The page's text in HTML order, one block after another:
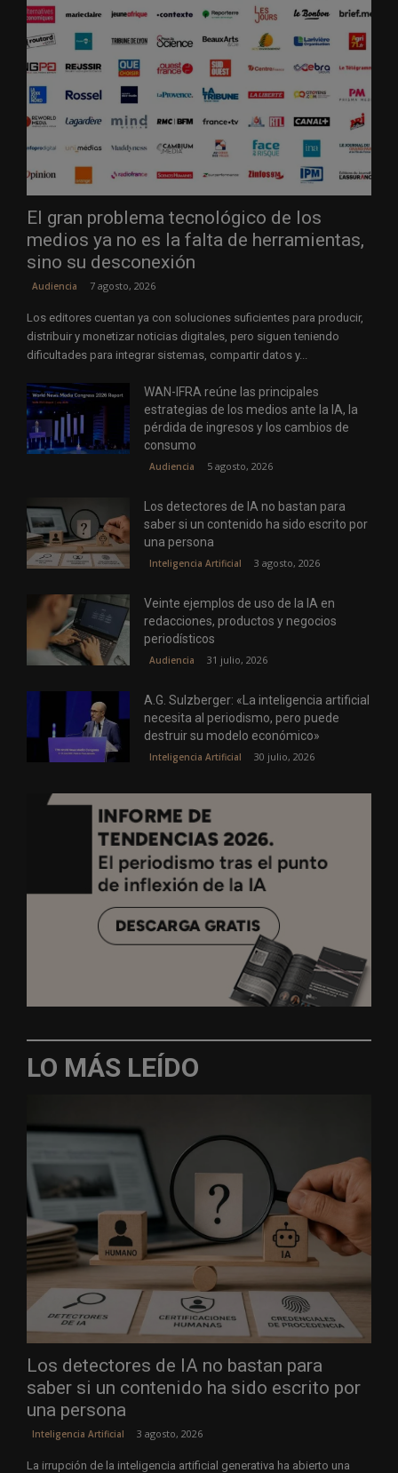
El gran problema tecnológico de los
medios ya no es la falta de herramientas,
sino su desconexión
Audiencia 7 agosto, 2026
Los editores cuentan ya con soluciones suficientes para producir,
distribuir y monetizar noticias digitales, pero siguen teniendo
dificultades para integrar sistemas, compartir datos y...
WAN-IFRA reúne las principales
estrategias de los medios ante la IA, la
pérdida de ingresos y los cambios de
consumo
Audiencia 5 agosto, 2026
Los detectores de IA no bastan para
saber si un contenido ha sido escrito por
una persona
Inteligencia Artificial 3 agosto, 2026
Veinte ejemplos de uso de la IA en
redacciones, productos y negocios
periodísticos
Audiencia 31 julio, 2026
A.G. Sulzberger: «La inteligencia artificial
necesita al periodismo, pero puede
destruir su modelo económico»
Inteligencia Artificial 30 julio, 2026
LO MÁS LEÍDO
Los detectores de IA no bastan para
saber si un contenido ha sido escrito por
una persona
Inteligencia Artificial 3 agosto, 2026
La irrupción de la inteligencia artificial generativa ha abierto una